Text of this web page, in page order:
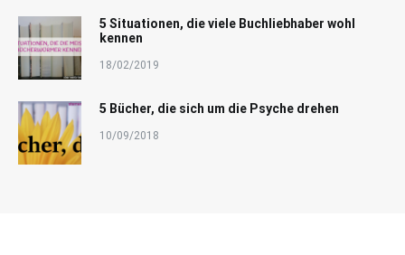
5 Situationen, die viele Buchliebhaber wohl
kennen
18/02/2019
5 Bücher, die sich um die Psyche drehen
10/09/2018